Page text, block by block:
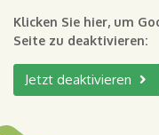
Klicken Sie hier, um
Seite zu deaktivieren:
Jetzt deaktivieren